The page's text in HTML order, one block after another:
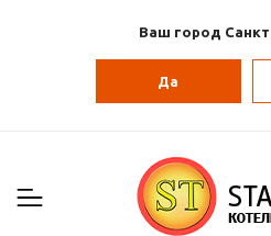
Ваш город
Да